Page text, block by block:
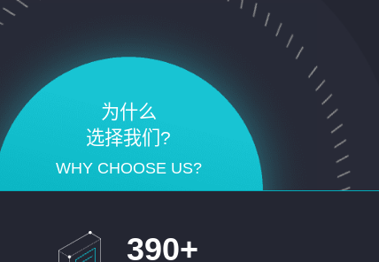
为什么
选择我们?
WHY CHOOSE US?
390+